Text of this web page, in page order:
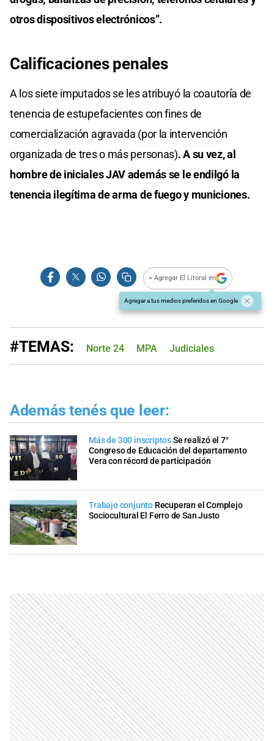
otros dispositivos electrónicos”.
Calificaciones penales
A los siete imputados se les atribuyó la coautoría de
tenencia de estupefacientes con fines de
comercialización agravada (por la intervención
organizada de tres o más personas). A su vez, al
hombre de iniciales JAV además se le endilgó la
tenencia ilegítima de arma de fuego y municiones.
+ Agregar El Litoral en
Agregar a tus medios preferidos en Google
#TEMAS: Norte 24 MPA Judiciales
Además tenés que leer:
Más de 300 inscriptosSe realizó el 7°
Congreso de Educación del departamento
Vera con récord de participación
Trabajo conjunto Recuperan el Complejo
Sociocultural El Ferro de San Justo